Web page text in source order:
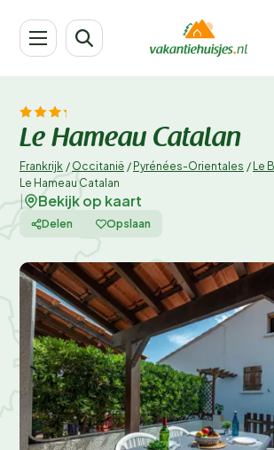
Le Hameau Catalan
Frankrijk / Occitanië / Pyrénées-Orientales / Le
Le Hameau Catalan
Bekijk op kaart
Delen Opslaan